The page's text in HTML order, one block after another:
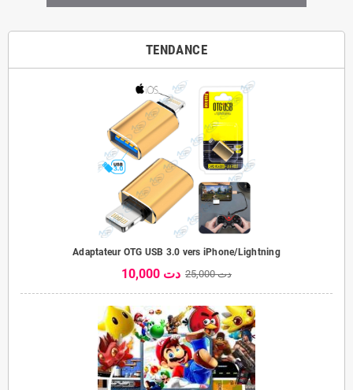
TENDANCE
Adaptateur OTG USB 3.0 vers iPhone/Lightning
10,000 دت 25,000 دت